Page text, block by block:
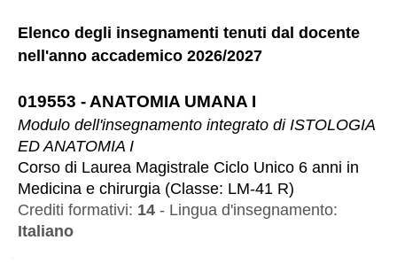
Elenco degli insegnamenti tenuti dal docente
nell'anno accademico 2026/2027
019553 - ANATOMIA UMANA I
Modulo dell'insegnamento integrato di ISTOLOGIA
ED ANATOMIA I
Corso di Laurea Magistrale Ciclo Unico 6 anni in
Medicina e chirurgia(Classe: LM-41 R)
Crediti formativi: 14- Lingua d'insegnamento:
Italiano